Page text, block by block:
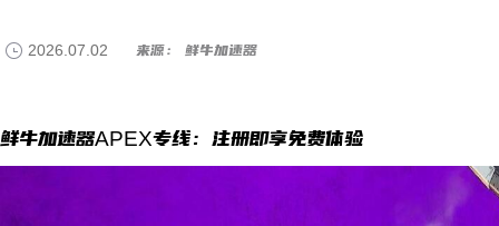
2026.07.02 来源： 鲜牛加速器
鲜牛加速器APEX专线：注册即享免费体验